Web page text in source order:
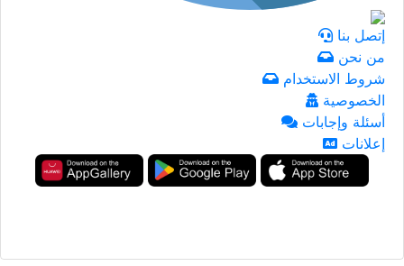
إتصل بنا
من نحن
شروط الاستخدام
الخصوصية
أسئلة وإجابات
إعلانات